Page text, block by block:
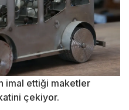
imal ettiği maketler
çekiyor.